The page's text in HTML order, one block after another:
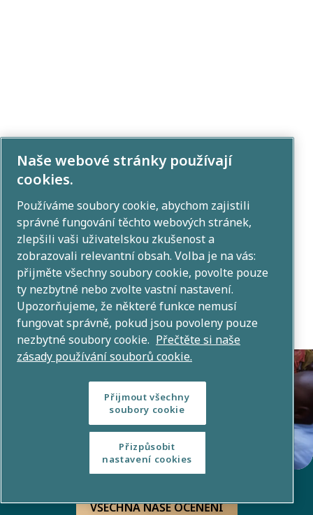
Více o Water
for All
ocenění se
dozvíte v
angličtině
na našich
globálních
stránkách
VŠECHNA NAŠE OCENĚNÍ
Naše webové stránky používají
cookies.
Používáme soubory cookie, abychom zajistili
správné fungování těchto webových stránek,
zlepšili vaši uživatelskou zkušenost a
zobrazovali relevantní obsah. Volba je na vás:
přijměte všechny soubory cookie, povolte pouze
ty nezbytné nebo zvolte vastní nastavení.
Upozorňujeme, že některé funkce nemusí
fungovat správně, pokud jsou povoleny pouze
nezbytné soubory cookie. Přečtěte si naše
zásady používání souborů cookie.
Přijmout všechny
soubory cookie
Přizpůsobit
nastavení cookies